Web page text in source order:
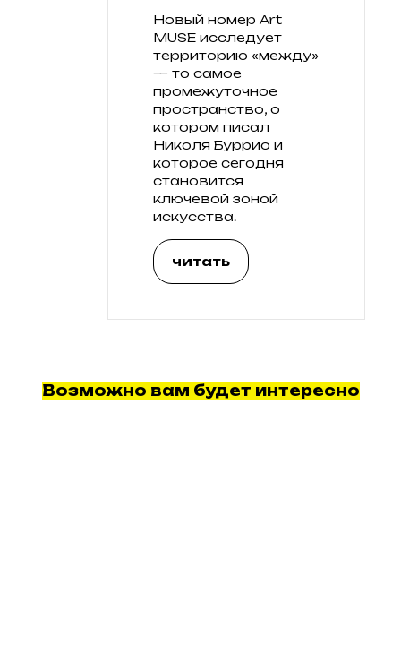
Новый номер Art
MUSE исследует
территорию «между»
— то самое
промежуточное
пространство, о
котором писал
Николя Буррио и
которое сегодня
становится
ключевой зоной
искусства.
читать
Возможно вам будет интересно